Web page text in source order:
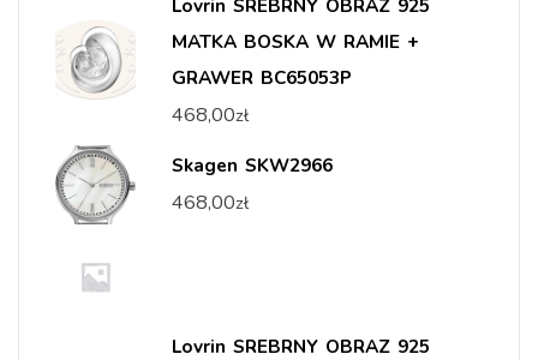
MATKA BOSKA W RAMIE +
GRAWER BC65053P
468,00zł
Skagen SKW2966
468,00zł
Lovrin SREBRNY OBRAZ 925